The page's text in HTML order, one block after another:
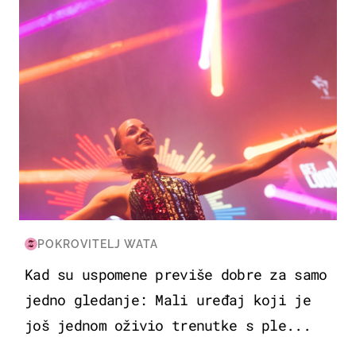
POKROVITELJ WATA
Kad su uspomene previše dobre za samo
jedno gledanje: Mali uređaj koji je
još jednom oživio trenutke s ple...